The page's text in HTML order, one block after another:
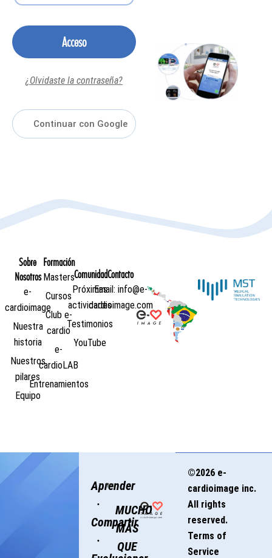
Acceso
¿Olvidaste la contraseña?
Sobre
Nosotros
e-
cardioimage
Nuestra
historia
Nuestros
pilares
Equipo
Formación
Masters
Cursos
Club e-
cardio
e-
cardioLAB
Entrenamientos
Comunidad
Próximas
actividades
Testimonios
YouTube
Contacto
Email: info@e-
cardioimage.com
Aprender
·
Compartir
·
MUCHO
MÁS
QUE
©2026 e-
cardioimage inc.
All rights
reserved.
Terms of
Service